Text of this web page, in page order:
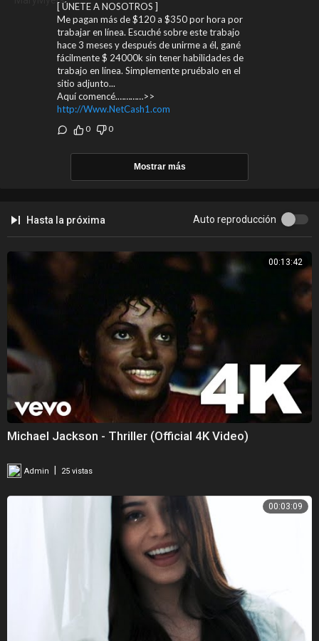
[ ÚNETE A NOSOTROS ]
Me pagan más de $120 a $350 por hora por
trabajar en línea. Escuché sobre este trabajo
hace 3 meses y después de unirme a él, gané
fácilmente $ 24000k sin tener habilidades de
trabajo en línea. Simplemente pruébalo en el
sitio adjunto...
Aquí comencé.…………>>
http://Www.NetCash1.com
0 0
Mostrar más
Hasta la próxima Auto reproducción
00:13:42
Michael Jackson - Thriller (Official 4K Video)
Admin | 25 vistas
00:03:09